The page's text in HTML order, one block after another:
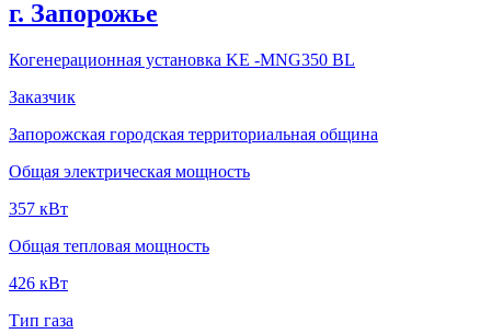
г. Запорожье
Когенерационная установка KE -MNG350 BL
Заказчик
Запорожская городская территориальная община
Общая электрическая мощность
357 кВт
Общая тепловая мощность
426 кВт
Тип газа